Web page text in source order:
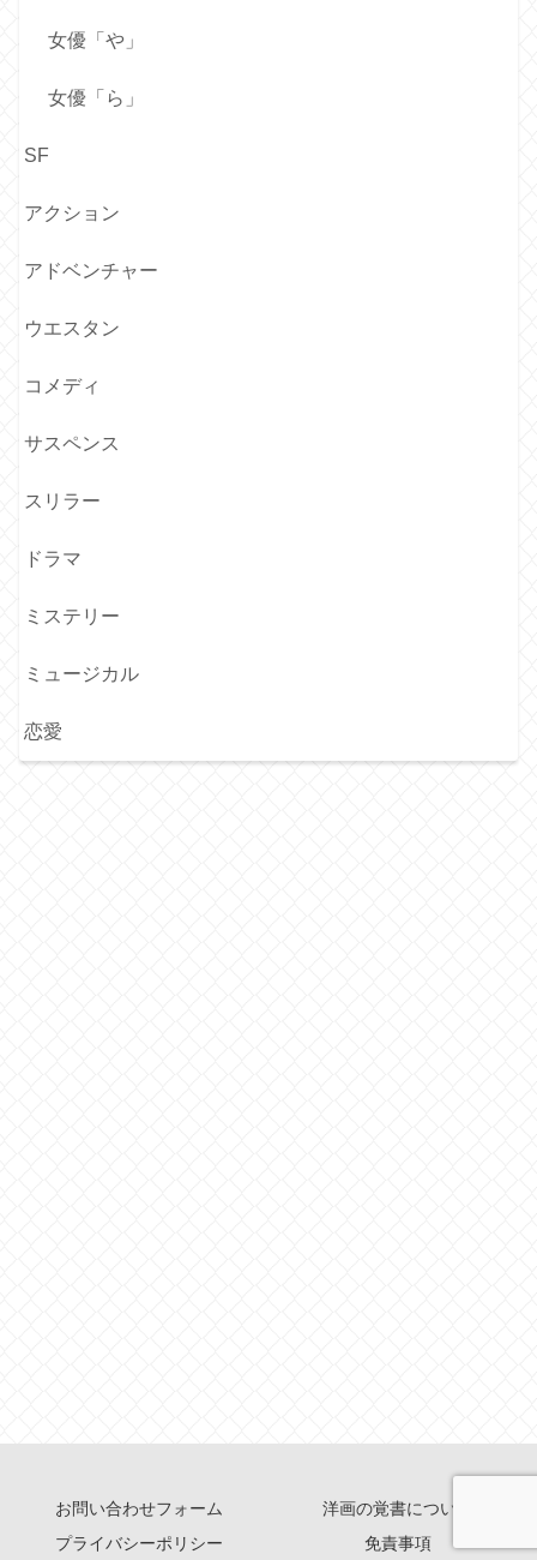
女優「や」
女優「ら」
SF
アクション
アドベンチャー
ウエスタン
コメディ
サスペンス
スリラー
ドラマ
ミステリー
ミュージカル
恋愛
お問い合わせフォーム
洋画の覚書について
プライバシーポリシー
免責事項